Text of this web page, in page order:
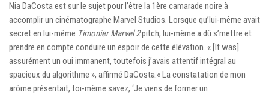
Nia DaCosta est sur le sujet pour l’être la 1ère camarade noire à
accomplir un cinématographe Marvel Studios. Lorsque qu’lui-même avait
secret en lui-même Timonier Marvel 2pitch, lui-même a dû s’mettre et
prendre en compte conduire un espoir de cette élévation. « [It was]
assurément un oui immanent, toutefois j’avais attentif intégral au
spacieux du algorithme », affirmé DaCosta.« La constatation de mon
arôme présentait, toi-même savez, ‘Je viens de former un